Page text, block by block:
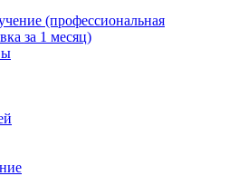
(профессиональная
за 1 месяц)